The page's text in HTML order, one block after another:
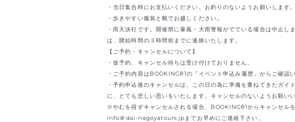
・当日集合時にお支払いください。お釣りのないようお願いします。
・歩きやすい服装と靴でお越しください。
・雨天決行です。開催県に暴風・大雨警報がでている場合は中止し
は、開始時間の３時間前までに連絡いたします。
【ご予約・キャンセルについて】
・仮予約、キャンセル待ちは受け付けておりません。
・ご予約内容はBOOKING81の「イベント申込み履歴」からご確認
・予約申込後のキャンセルは、この日の為に準備を重ねてきたガイ
に、とても悲しい思いをいたします。キャンセルのないようお願いい
※やむを得ずキャンセルされる場合、BOOKING81からキャンセルを
info＠dai-nagoyatours.jpまでお早めにご連絡下さい。